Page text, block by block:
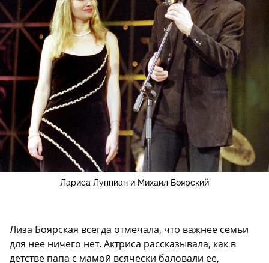
Лариса Луппиан и Михаил Боярский
Лиза Боярская всегда отмечала, что важнее семьи
для нее ничего нет. Актриса рассказывала, как в
детстве папа с мамой всячески баловали ее,